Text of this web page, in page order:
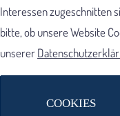
Interessen zugeschnitten
bitte, ob unsere Website
unserer
COOKIES